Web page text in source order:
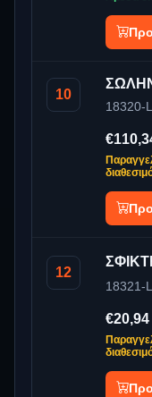
10
18320-
12
18321-
€20,94